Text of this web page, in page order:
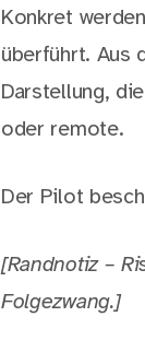
Konkret
überführt. Aus
Darstellung,
oder remote.
Der Pilot
[Randnotiz –
Folgezwang.]